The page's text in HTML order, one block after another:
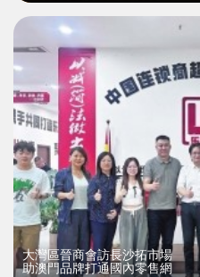
大灣區晉商會訪長沙拓市場
助澳門品牌打通國內零售網